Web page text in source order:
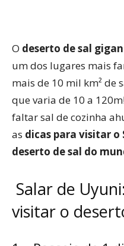
O deserto de sal
um dos lugares mais
mais de 10 mil km²
que varia de 10 a
faltar sal de cozinha
as dicas para visitar o
deserto de sal do
Salar de
visitar o